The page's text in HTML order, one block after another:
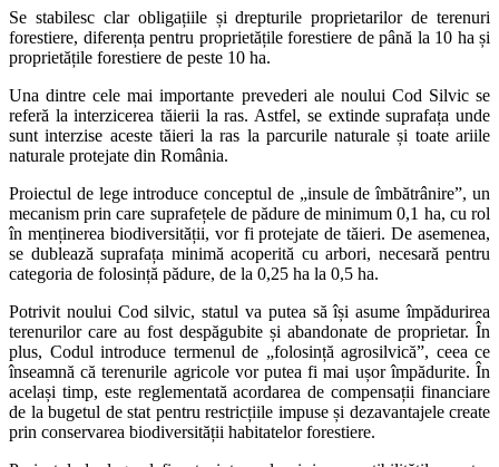
Se stabilesc clar obligațiile și drepturile proprietarilor de terenuri
forestiere, diferența pentru proprietățile forestiere de până la 10 ha și
proprietățile forestiere de peste 10 ha.
Una dintre cele mai importante prevederi ale noului Cod Silvic se
referă la interzicerea tăierii la ras. Astfel, se extinde suprafața unde
sunt interzise aceste tăieri la ras la parcurile naturale și toate ariile
naturale protejate din România.
Proiectul de lege introduce conceptul de „insule de îmbătrânire”, un
mecanism prin care suprafețele de pădure de minimum 0,1 ha, cu rol
în menținerea biodiversității, vor fi protejate de tăieri. De asemenea,
se dublează suprafața minimă acoperită cu arbori, necesară pentru
categoria de folosință pădure, de la 0,25 ha la 0,5 ha.
Potrivit noului Cod silvic, statul va putea să își asume împădurirea
terenurilor care au fost despăgubite și abandonate de proprietar. În
plus, Codul introduce termenul de „folosință agrosilvică”, ceea ce
înseamnă că terenurile agricole vor putea fi mai ușor împădurite. În
același timp, este reglementată acordarea de compensații financiare
de la bugetul de stat pentru restricțiile impuse și dezavantajele create
prin conservarea biodiversității habitatelor forestiere.